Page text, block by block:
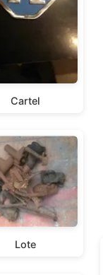
Cartel
Lote